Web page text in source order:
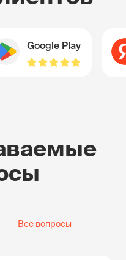
Google Play
Все вопросы